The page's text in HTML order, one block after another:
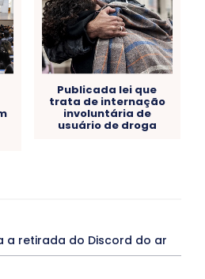
Publicada lei que
trata de internação
involuntária de
usuário de droga
DANÇA Dengue
Denuncia
DESTAQUE DF
DESTAQUE SAÚDE
a retirada do Discord do ar